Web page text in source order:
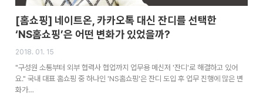
[홈쇼핑] 네이트온, 카카오톡 대신 잔디를 선택한
‘NS홈쇼핑’은 어떤 변화가 있었을까?
2018. 01. 15
"구성원 소통부터 외부 협력사 협업까지 업무용 메신저 '잔디'로 해결하고 있어
요." 국내 대표 홈쇼핑 중 하나인 'NS홈쇼핑'은 잔디 도입 후 업무 진행에 많은 변
화가…